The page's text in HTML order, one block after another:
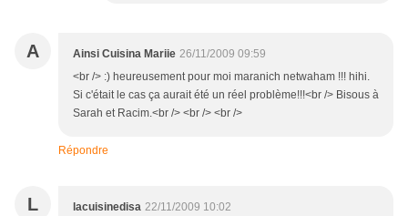
A Ainsi Cuisina Mariie 26/11/2009 09:59
<br /> :) heureusement pour moi maranich netwaham !!! hihi.
Si c'était le cas ça aurait été un réel problème!!!<br /> Bisous à
Sarah et Racim.<br /> <br /> <br />
Répondre
L lacuisinedisa 22/11/2009 10:02